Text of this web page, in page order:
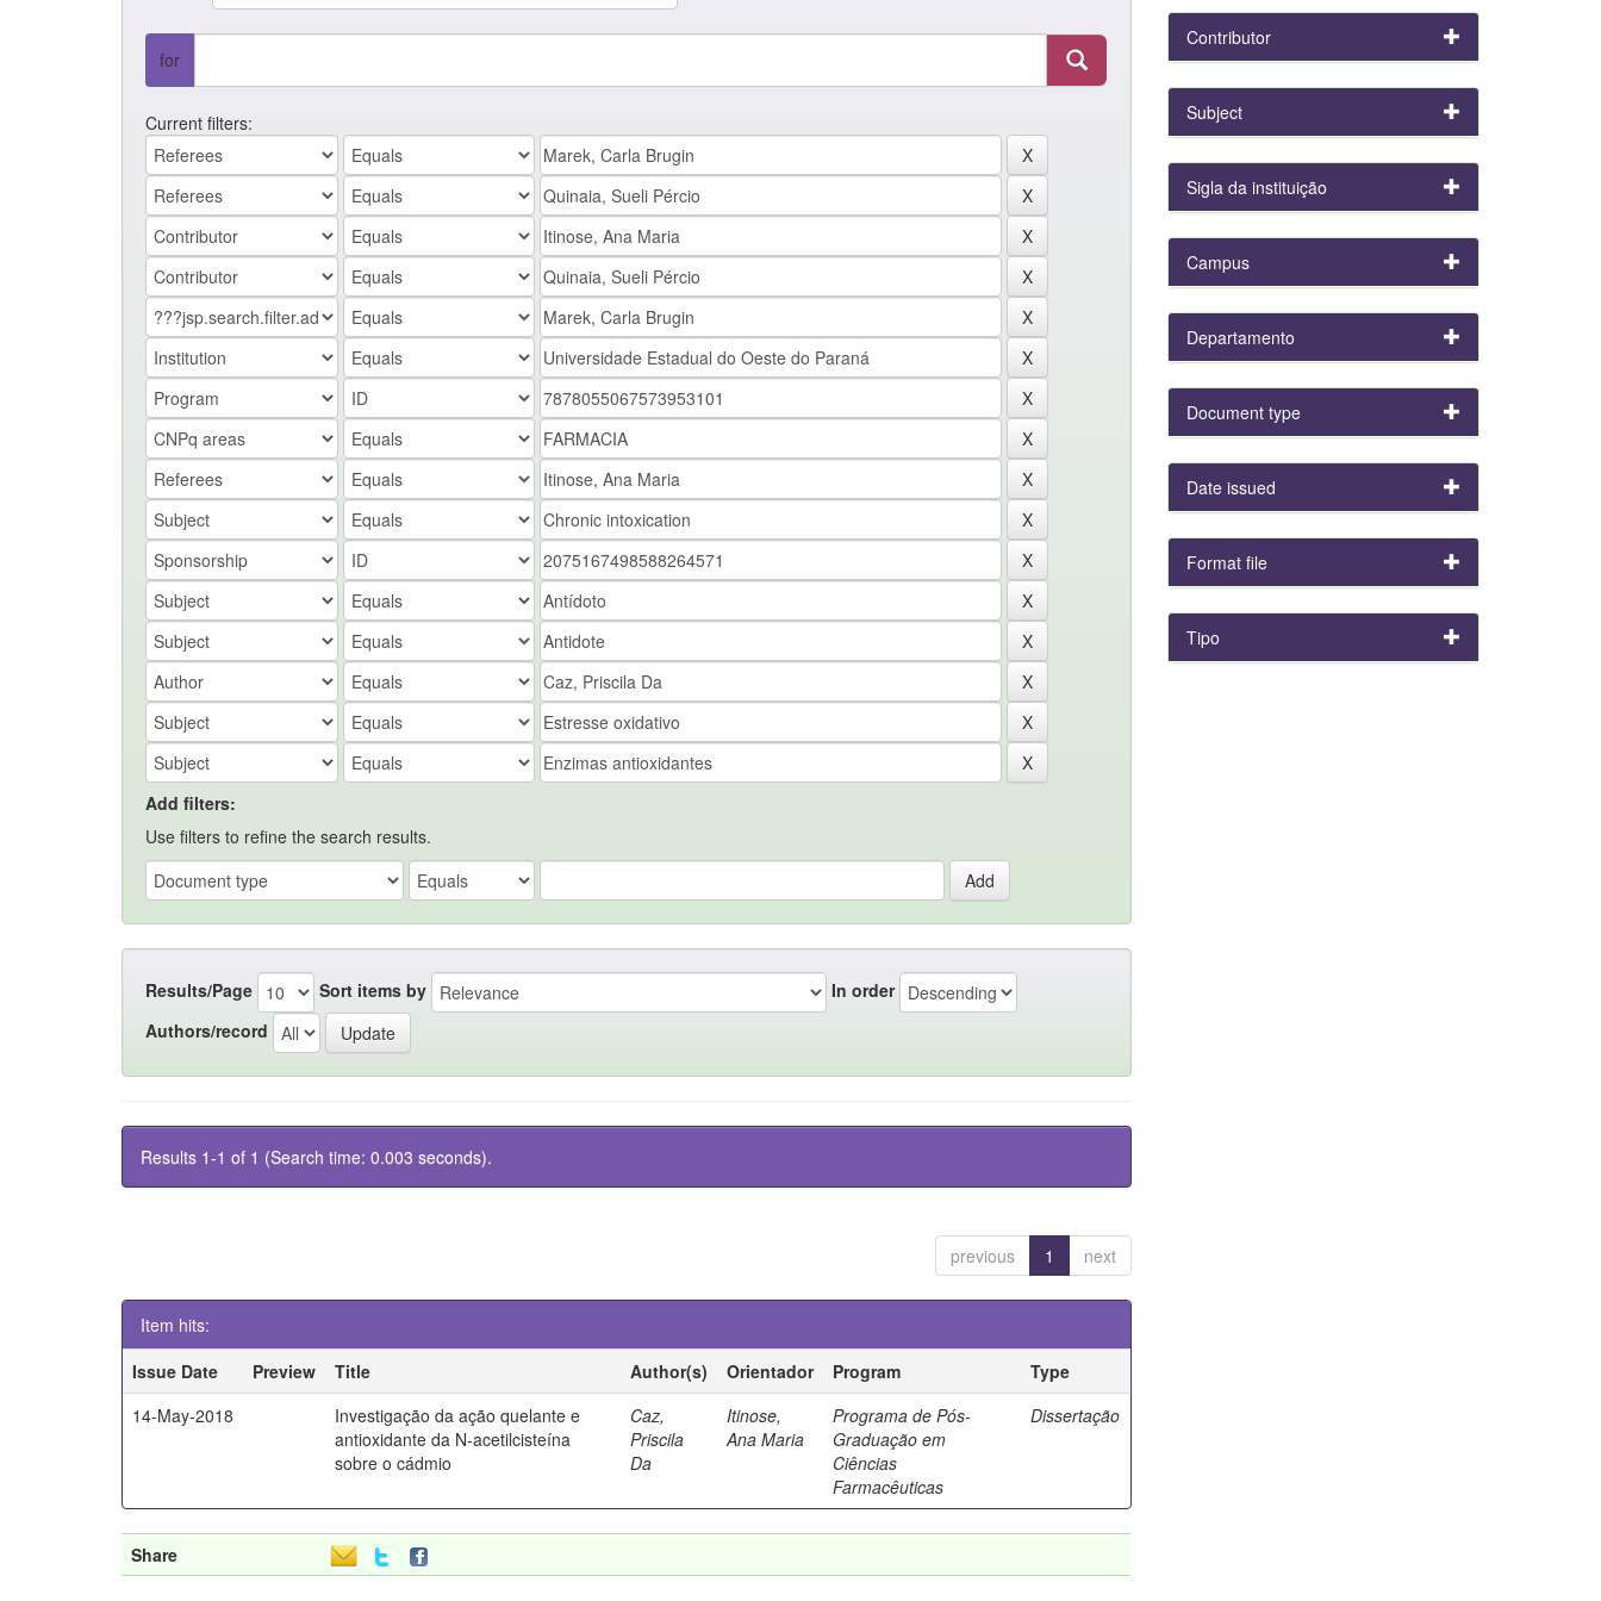
for
Current filters:
Add filters:
Use filters to refine the search results.
Results/Page Sort items by
In order
Authors/record
Results 1-1 of 1 (Search time: 0.003 seconds).
previous 1 next
Item hits:
Issue Date
Preview Title Author(s) Orientador Program
Type
14-May-2018
Investigação da ação quelante e
antioxidante da N-acetilcisteína
sobre o cádmio
Caz,
Priscila
Da
Itinose,
Ana Maria
Programa de Pós-
Graduação em
Ciências
Farmacêuticas
Dissertação
Share
Contributor
Subject
Sigla da instituição
Campus
Departamento
Document type
Date issued
Format file
Tipo